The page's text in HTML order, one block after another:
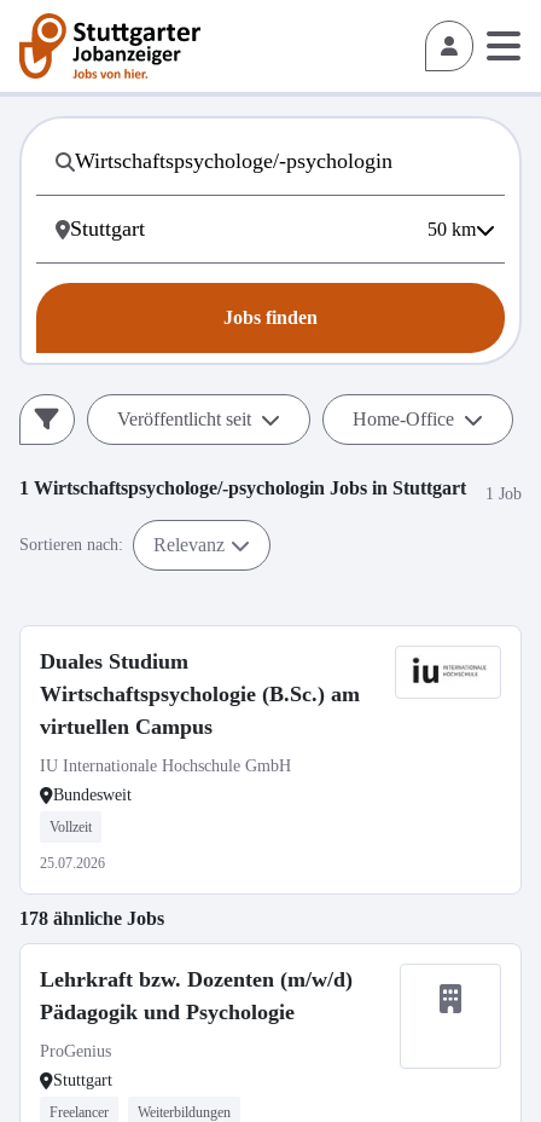
50 km
Jobs finden
Veröffentlicht seit Home-Office
1 Wirtschaftspsychologe/-psychologin Jobs in Stuttgart 1 Job
Sortieren nach: Relevanz
Duales Studium
Wirtschaftspsychologie (B.Sc.) am
virtuellen Campus
IU Internationale Hochschule GmbH
Bundesweit
Vollzeit
25.07.2026
178 ähnliche Jobs
Lehrkraft bzw. Dozenten (m/w/d)
Pädagogik und Psychologie
ProGenius
Stuttgart
Freelancer Weiterbildungen